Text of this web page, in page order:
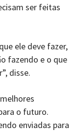
ser feitas
ele deve fazer,
fazendo e o que
disse.
o futuro.
enviadas para